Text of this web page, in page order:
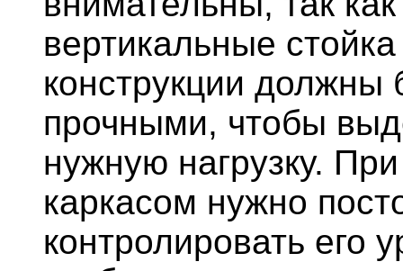
вертикальные
конструкции должны
прочными, чтобы
нужную нагрузку.
каркасом нужно
контролировать его